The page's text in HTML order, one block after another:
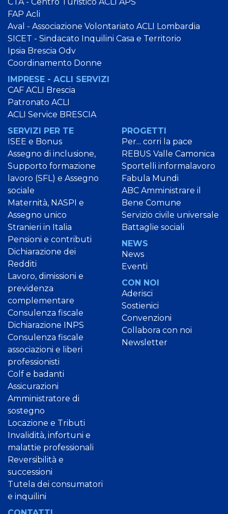
FAP Acli
Aval - Associazione Volontariato ACLI Lombardia
SICET - Sindacato Inquilini Casa e Territorio
Ipsia Brescia Odv
Coordinamento Donne
IMPRESE - ACLI SERVIZI
CAF ACLI Brescia
Patronato ACLI
ACLI Service BRESCIA
SERVIZI PER TE
ISEE e Bonus
Assegno di inclusione,
Supporto formazione
lavoro (SFL) e Assegno
sociale
Maternità, NASPI e
Assegno unico
Stranieri in Italia
Pensioni e contributi
Dichiarazione dei
Redditi
Lavoro, dimissioni e
previdenza
complementare
Consulenza fiscale
Dichiarazione INPS
Consulenza fiscale
associazioni e liberi
professionisti
Colf e badanti
Assicurazioni
Amministratore di
sostegno
Locazione e Tributi
Invalidità, infortuni e
malattie professionali
Reversibilità e
successioni
Tutela dei consumatori
e inquilini
PROGETTI
Per... corri la pace
REBUS Valle Camonica
Sportelli informalavoro
Fabula Mundi
ABC Amministrare il
Bene Comune
Servizio civile universale
Battaglie sociali
NEWS
News
Eventi
CON NOI
Aderisci
Sostienici
Convenzioni
Collabora con noi
Newsletter